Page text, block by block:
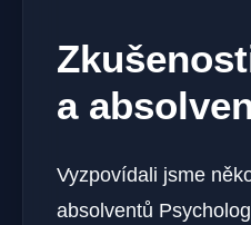
a
Vyzpovídali jsme
absolventů